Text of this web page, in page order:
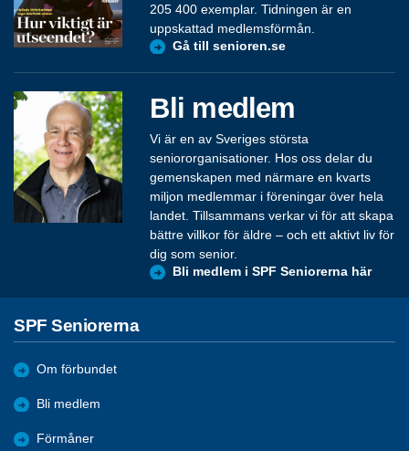
205 400 exemplar. Tidningen är en
uppskattad medlemsförmån.
Gå till senioren.se
Bli medlem
Vi är en av Sveriges största
seniororganisationer. Hos oss delar du
gemenskapen med närmare en kvarts
miljon medlemmar i föreningar över hela
landet. Tillsammans verkar vi för att skapa
bättre villkor för äldre – och ett aktivt liv för
dig som senior.
Bli medlem i SPF Seniorerna här
SPF Seniorerna
Om förbundet
Bli medlem
Förmåner